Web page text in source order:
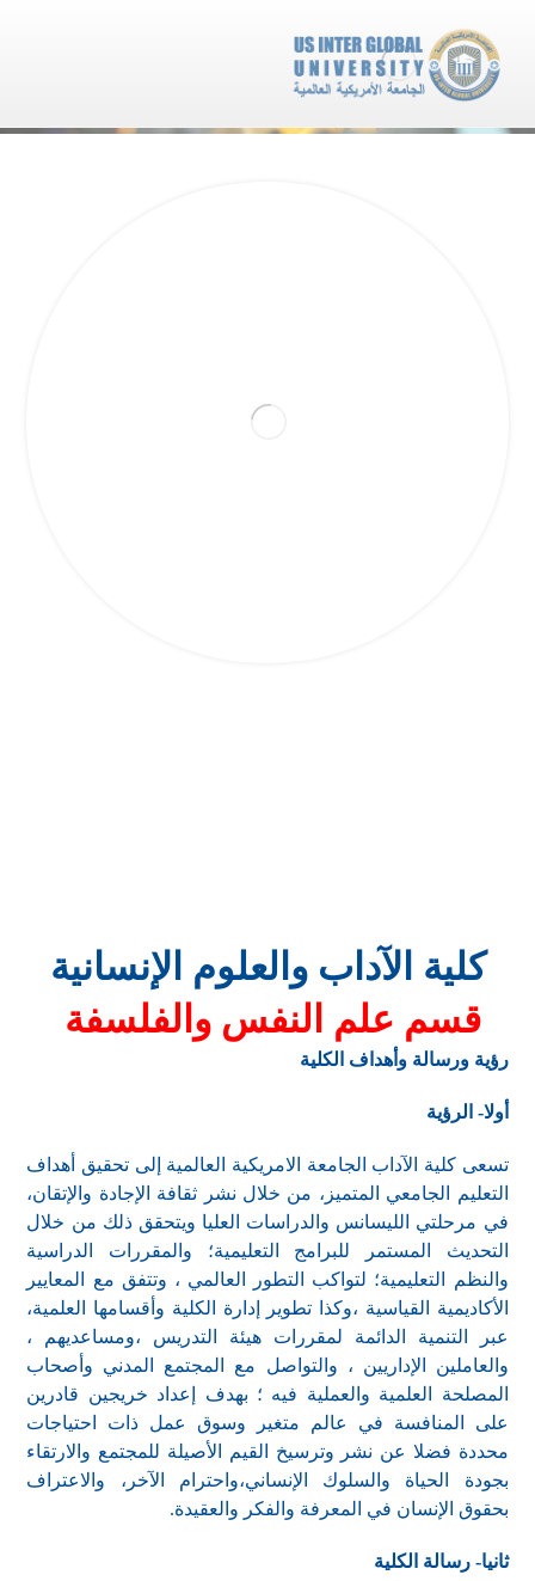
كلية الآداب والعلوم الإنسانية
قسم علم النفس والفلسفة
رؤية ورسالة وأهداف الكلية
أولا- الرؤية
تسعى كلية الآداب الجامعة الامريكية العالمية إلى تحقيق أهداف
التعليم الجامعي المتميز، من خلال نشر ثقافة الإجادة والإتقان،
في مرحلتي الليسانس والدراسات العليا ويتحقق ذلك من خلال
التحديث المستمر للبرامج التعليمية؛ والمقررات الدراسية
والنظم التعليمية؛ لتواكب التطور العالمي ، وتتفق مع المعايير
الأكاديمية القياسية ،وكذا تطوير إدارة الكلية وأقسامها العلمية،
عبر التنمية الدائمة لمقررات هيئة التدريس ،ومساعديهم ،
والعاملين الإداريين ، والتواصل مع المجتمع المدني وأصحاب
المصلحة العلمية والعملية فيه ؛ بهدف إعداد خريجين قادرين
على المنافسة في عالم متغير وسوق عمل ذات احتياجات
محددة فضلا عن نشر وترسيخ القيم الأصيلة للمجتمع والارتقاء
بجودة الحياة والسلوك الإنساني،واحترام الآخر، والاعتراف
بحقوق الإنسان في المعرفة والفكر والعقيدة.
ثانيا- رسالة الكلية